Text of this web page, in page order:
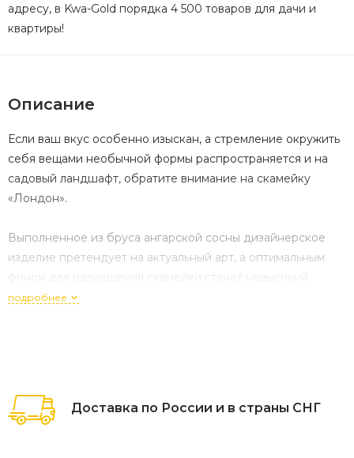
адресу, в Kwa-Gold порядка 4 500 товаров для дачи и
квартиры!
Описание
Если ваш вкус особенно изыскан, а стремление окружить
себя вещами необычной формы распространяется и на
садовый ландшафт, обратите внимание на скамейку
«Лондон».
Выполненное из бруса ангарской сосны дизайнерское
изделие претендует на актуальный арт, а оптимальным
фоном для размещения скамейки станет невысокий
английский газон с фонтанчиком.
крепление обеспечивает устойчивость к порывам ветра.
подробнее
Доставка по России и в страны СНГ